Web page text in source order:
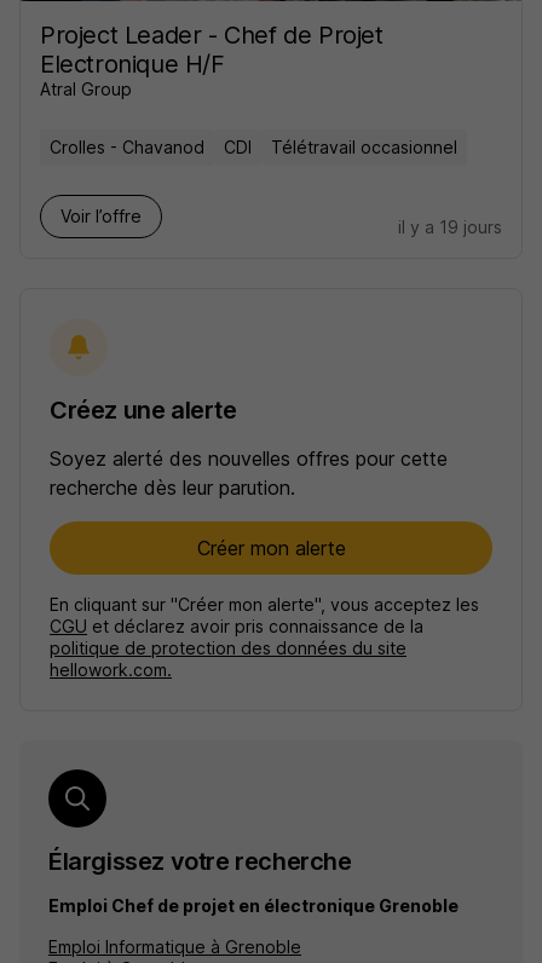
Project Leader - Chef de Projet
Electronique H/F
Atral Group
Crolles - Chavanod CDI Télétravail occasionnel
Voir l’offre
il y a 19 jours
Créez une alerte
Soyez alerté des nouvelles offres pour cette
recherche dès leur parution.
Créer mon alerte
En cliquant sur "Créer mon alerte", vous acceptez les
CGU et déclarez avoir pris connaissance de la
politique de protection des données du site
hellowork.com.
Élargissez votre recherche
Emploi Chef de projet en électronique Grenoble
Emploi Informatique à Grenoble